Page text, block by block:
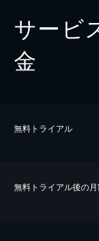
サービ
金
無料トライアル
無料トライアル後の